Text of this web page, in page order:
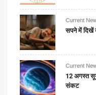
Current
सपने में
Current
12 अगस्त
संकट